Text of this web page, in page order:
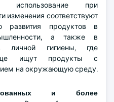
использование при
изменения соответствуют
развития продуктов в
а также в
личной гигиены, где
ищут продукты с
на окружающую среду.
и более